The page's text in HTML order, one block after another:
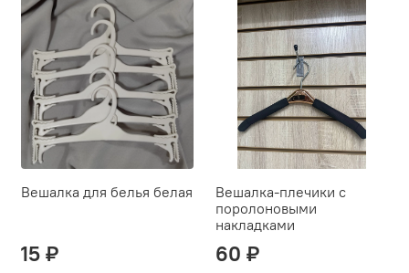
Вешалка для белья белая
15 ₽
Вешалка-плечики с
поролоновыми
накладками
60 ₽